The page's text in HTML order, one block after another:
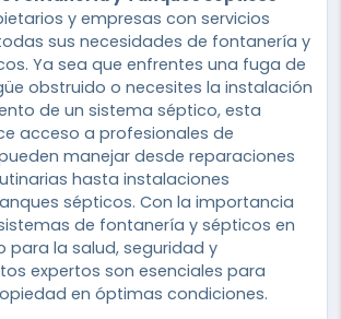
y empresas con servicios
sus necesidades de fontanería y
Ya sea que enfrentes una fuga de
obstruido o necesites la instalación
de un sistema séptico, esta
acceso a profesionales de
manejar desde reparaciones
hasta instalaciones
sépticos. Con la importancia
de fontanería y sépticos en
para la salud, seguridad y
expertos son esenciales para
en óptimas condiciones.